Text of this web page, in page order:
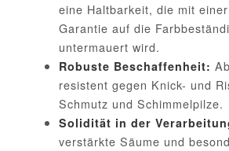
eine Haltbarkeit, die mit
Garantie auf die
untermauert wird.
Robuste Beschaffenheit:
resistent gegen Knick- und
Schmutz und Schimmelpilze.
Solidität in der
verstärkte Säume und